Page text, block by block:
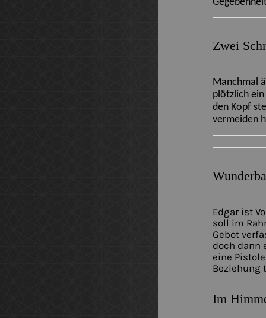
Zwei
Manchmal
plötzlich ein
den Kopf
vermeiden
Edgar ist
soll im
Gebot
doch dann
eine
Beziehung
Im